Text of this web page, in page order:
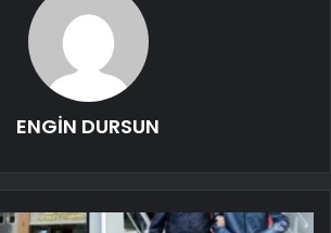
ENGİN DURSUN